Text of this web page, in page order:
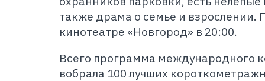
также драма о семье и взрослении.
кинотеатре «Новгород» в 20:00.
Всего программа международного
вобрала 100 лучших